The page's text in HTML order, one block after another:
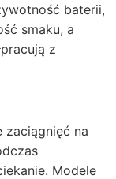
baterii,
smaku, a
z
zaciągnięć na
Modele